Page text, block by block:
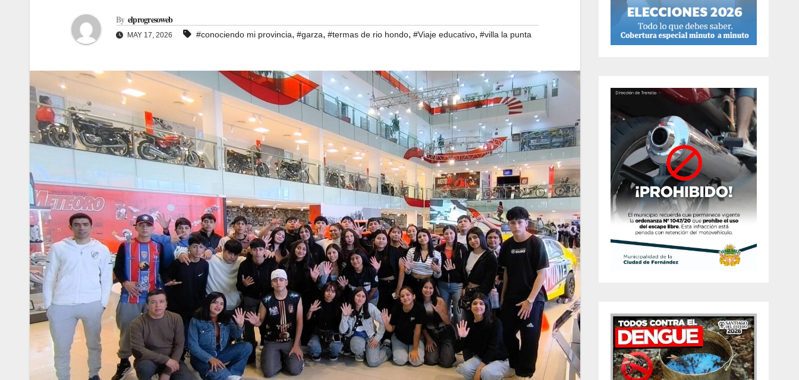
By elprogresoweb
MAY 17, 2026 #conociendo mi provincia, #garza, #termas de rio hondo, #Viaje educativo, #villa la punta